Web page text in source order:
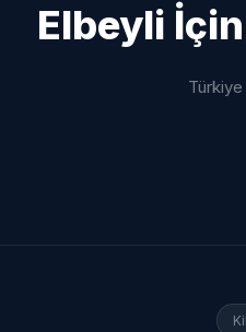
Elbeyli